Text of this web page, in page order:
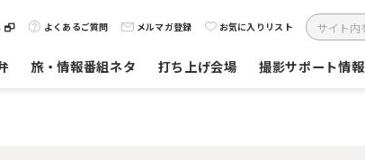
よくあるご質問 メルマガ登録 お気に入りリスト
旅・情報番組ネタ 打ち上げ会場 撮影サポート情報